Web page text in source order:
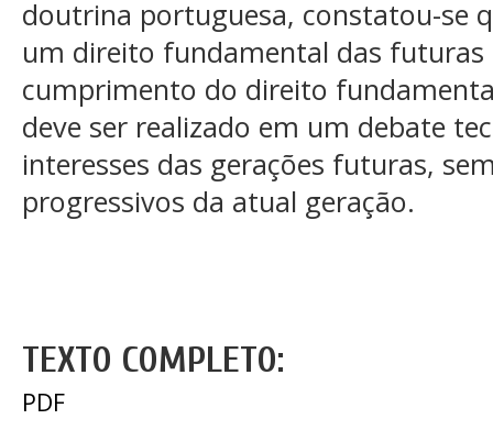
doutrina portuguesa, constatou-se
um direito fundamental das futuras
cumprimento do direito
deve ser realizado em um debate
interesses das gerações futuras,
progressivos da atual geração.
TEXTO COMPLETO:
PDF